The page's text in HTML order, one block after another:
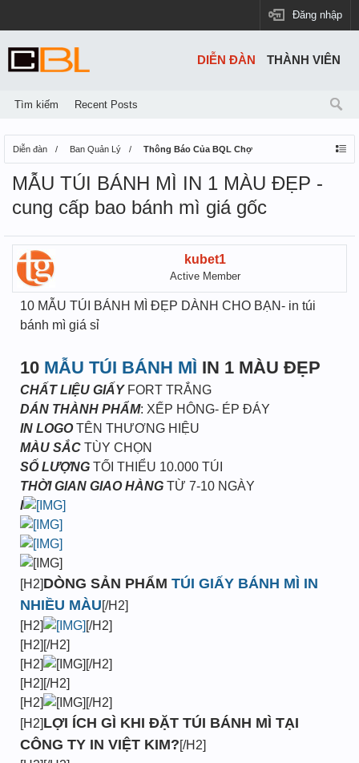
Đăng nhập
Diễn đàn Ban Quản Lý Thông Báo Của BQL Chợ
MẪU TÚI BÁNH MÌ IN 1 MÀU ĐẸP -
cung cấp bao bánh mì giá gốc
kubet1
Active Member
10 MẪU TÚI BÁNH MÌ ĐẸP DÀNH CHO BẠN- in túi
bánh mì giá sỉ
10 MẪU TÚI BÁNH MÌ IN 1 MÀU ĐẸP
CHẤT LIỆU GIẤYFORT TRẮNG
DÁN THÀNH PHẨM: XẾP HÔNG- ÉP ĐÁY
IN LOGOTÊN THƯƠNG HIỆU
MÀU SẮC TÙY CHỌN
SỐ LƯỢNG TỐI THIỂU 10.000 TÚI
THỜI GIAN GIAO HÀNG TỪ 7-10 NGÀY
I
[H2]DÒNG SẢN PHẨM TÚI GIẤY BÁNH MÌ IN
NHIỀU MÀU[/H2]
[H2]
[/H2]
[H2][/H2]
[H2]
[/H2]
[H2][/H2]
[H2]
[/H2]
[H2]LỢI ÍCH GÌ KHI ĐẶT TÚI BÁNH MÌ TẠI
CÔNG TY IN VIỆT KIM?[/H2]
DIỄN ĐÀN
Tìm kiếm Recent Posts
THÀNH VIÊN